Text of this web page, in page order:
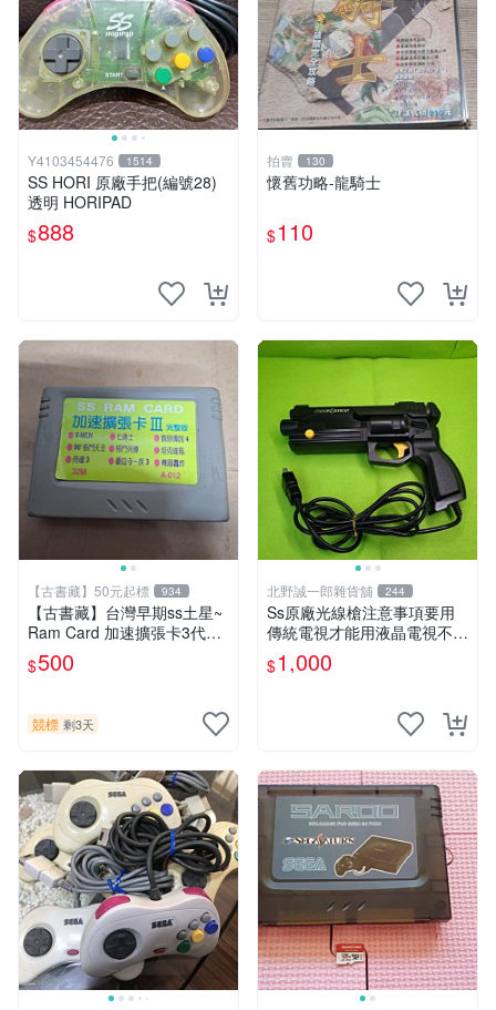
Y4103454476 1514
SS HORI 原廠手把(編號28)
透明 HORIPAD
$888
拍賣 130
懷舊功略-龍騎士
$110
【古書藏】50元起標 934
【古書藏】台灣早期ss土星~
Ram Card 加速擴張卡3代完
整版
$500
競標 剩3天
北野誠一郎雜貨舖 244
Ss原廠光線槍注意事項要用
傳統電視才能用液晶電視不能
玩
$1,000